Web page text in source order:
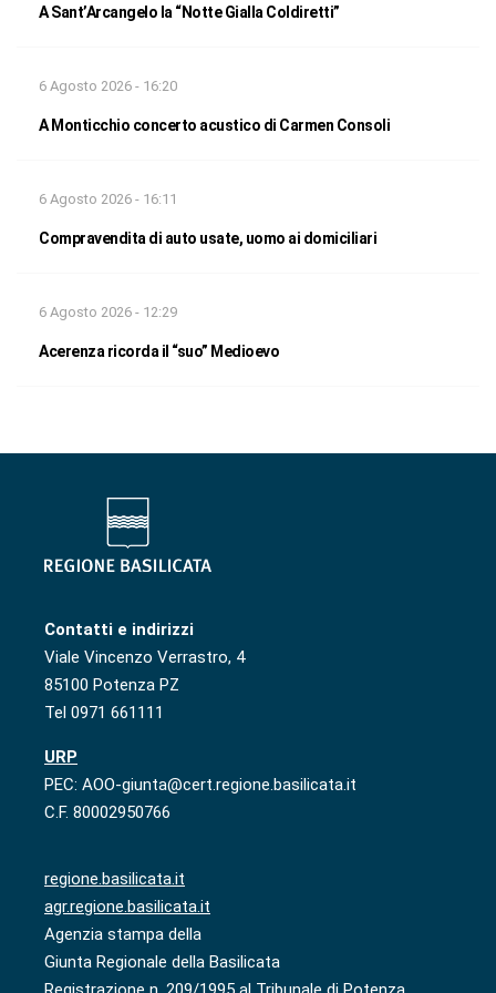
A Sant’Arcangelo la “Notte Gialla Coldiretti”
6 Agosto 2026 - 16:20
A Monticchio concerto acustico di Carmen Consoli
6 Agosto 2026 - 16:11
Compravendita di auto usate, uomo ai domiciliari
6 Agosto 2026 - 12:29
Acerenza ricorda il “suo” Medioevo
Contatti e indirizzi
Viale Vincenzo Verrastro, 4
85100 Potenza PZ
Tel 0971 661111
URP
PEC: AOO-giunta@cert.regione.basilicata.it
C.F. 80002950766
regione.basilicata.it
agr.regione.basilicata.it
Agenzia stampa della
Giunta Regionale della Basilicata